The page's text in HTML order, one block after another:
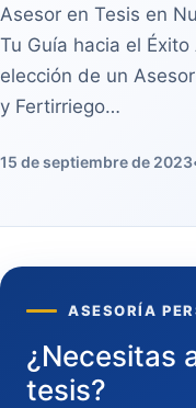
Asesor en Tesis en
Tu Guía hacia el
elección de un
y Fertirriego…
15 de septiembre de 2023
ASESORÍA
¿Necesitas
tesis?